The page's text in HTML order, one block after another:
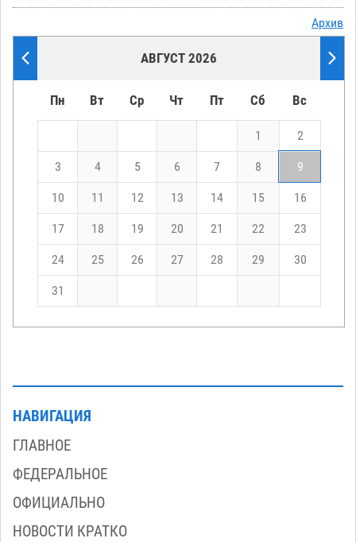
Архив
АВГУСТ 2026
Пн Вт Ср Чт Пт Сб Вс
1 2
3 4 5 6 7 8 9
10 11 12 13 14 15 16
17 18 19 20 21 22 23
24 25 26 27 28 29 30
31
НАВИГАЦИЯ
ГЛАВНОЕ
ФЕДЕРАЛЬНОЕ
ОФИЦИАЛЬНО
НОВОСТИ КРАТКО